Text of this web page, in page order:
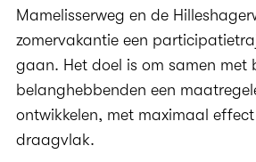
Mamelisserweg en de
zomervakantie een
gaan. Het doel is om samen met
belanghebbenden een
ontwikkelen, met maximaal
draagvlak.